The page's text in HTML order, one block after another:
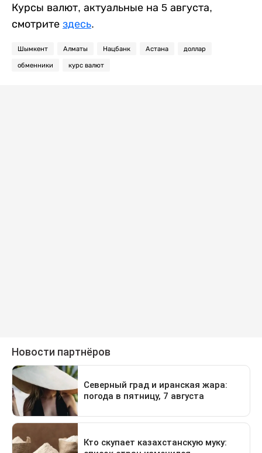
Курсы валют, актуальные на 5 августа,
смотрите здесь.
Шымкент Алматы Нацбанк Астана доллар
обменники курс валют